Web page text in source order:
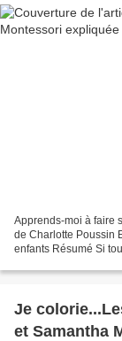
Apprends-moi à faire
de Charlotte Poussin
enfants Résumé Si
Je
et Samantha